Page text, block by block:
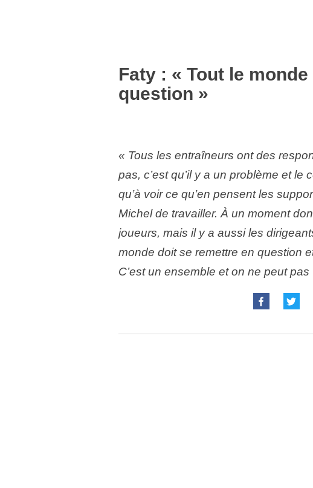
Faty : « Tout le
question »
« Tous les entraîneurs ont des
pas, c’est qu’il y a un problème et le
qu’à voir ce qu’en pensent les
Michel de travailler. À un moment
joueurs, mais il y a aussi les
monde doit se remettre en question
C’est un ensemble et on ne peut